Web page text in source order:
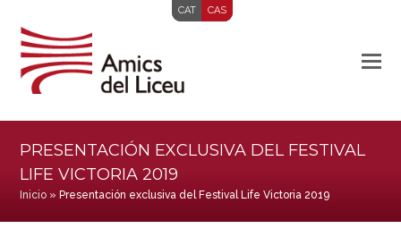
CAT CAS
PRESENTACIÓN EXCLUSIVA DEL FESTIVAL
LIFE VICTORIA 2019
Inicio » Presentación exclusiva del Festival Life Victoria 2019